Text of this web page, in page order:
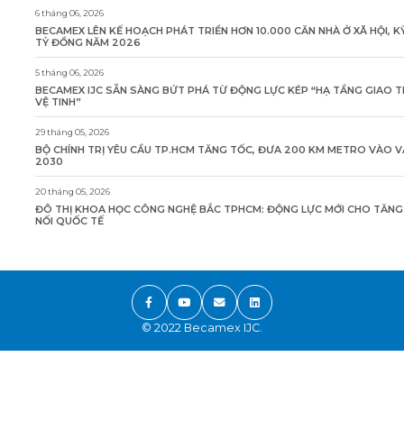
6 tháng 06, 2026
BECAMEX LÊN KẾ HOẠCH PHÁT TRIỂN HƠN 10.000 CĂN NHÀ Ở XÃ HỘI,
TỶ ĐỒNG NĂM 2026
5 tháng 06, 2026
BECAMEX IJC SẴN SÀNG BỨT PHÁ TỪ ĐỘNG LỰC KÉP “HẠ TẦNG GIAO
VỆ TINH”
29 tháng 05, 2026
BỘ CHÍNH TRỊ YÊU CẦU TP.HCM TĂNG TỐC, ĐƯA 200 KM METRO VÀO
2030
20 tháng 05, 2026
ĐÔ THỊ KHOA HỌC CÔNG NGHỆ BẮC TPHCM: ĐỘNG LỰC MỚI CHO
NỐI QUỐC TẾ
© 2022 Becamex IJC.